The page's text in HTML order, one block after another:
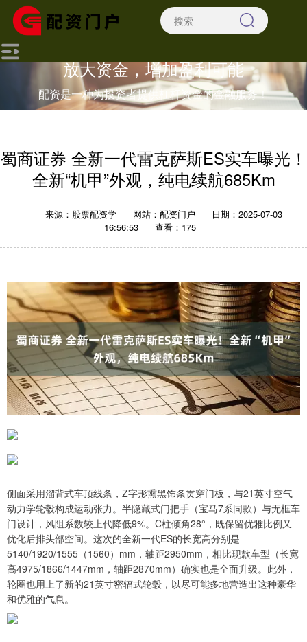
放大资金，增加盈利可能
配资是一种为投资者提供杠杆资金的金融服务！
蜀商证券 全新一代雷克萨斯ES实车曝光！
全新“机甲”外观，纯电续航685Km
来源：股票配资学 网站：配资门户
日期：2025-07-03
16:56:53
查看：175
侧面采用溜背式车顶线条，Z字形熏黑饰条贯穿门板，与21英寸空气
动力学轮毂构成运动张力。半隐藏式门把手（宝马7系同款）与无框车
门设计，风阻系数较上代降低9%。C柱倾角28°，既保留优雅比例又
优化后排头部空间。这次的全新一代ES的长宽高分别是
5140/1920/1555（1560）mm，轴距2950mm，相比现款车型（长宽
高4975/1866/1447mm，轴距2870mm）确实也是全面升级。此外，
轮圈也用上了新的21英寸密辐式轮毂，以尽可能多地营造出这种豪华
和优雅的气息。